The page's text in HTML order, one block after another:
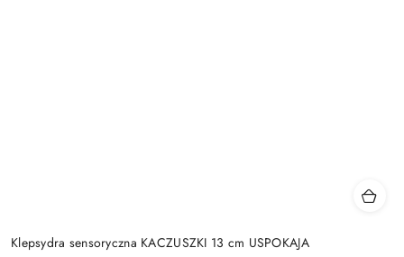
Klepsydra sensoryczna KACZUSZKI 13 cm USPOKAJA